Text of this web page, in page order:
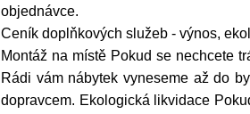
objednávce.
Ceník doplňkových služeb - výnos,
Montáž na místě Pokud se nechcete
Rádi vám nábytek vyneseme až do
dopravcem. Ekologická likvidace